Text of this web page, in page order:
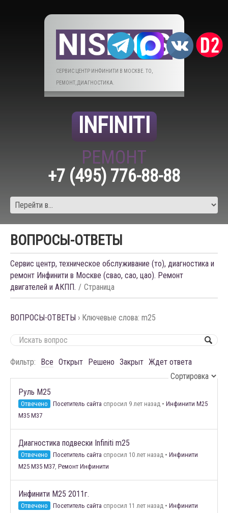
СЕРВИС ЦЕНТР ИНФИНИТИ В МОСКВЕ. ТО,
РЕМОНТ, ДИАГНОСТИКА.
INFINITI
РЕМОНТ
+7 (495) 776-88-88
ВОПРОСЫ-ОТВЕТЫ
Сервис центр, техническое обслуживание (то), диагностика и
ремонт Инфинити в Москве (свао, сао, цао). Ремонт
двигателей и АКПП.
Страница
ВОПРОСЫ-ОТВЕТЫ › Ключевые слова: m25
Фильтр: Все Открыт Решено Закрыт Ждет ответа
Руль М25
Отвечено Посетитель сайта спросил 9 лет назад • Инфинити M25
M35 M37
Диагностика подвески Infiniti m25
Отвечено Посетитель сайта спросил 10 лет назад • Инфинити
M25 M35 M37, Ремонт Инфинити
Инфинити М25 2011г.
Отвечено Посетитель сайта спросил 11 лет назад • Инфинити